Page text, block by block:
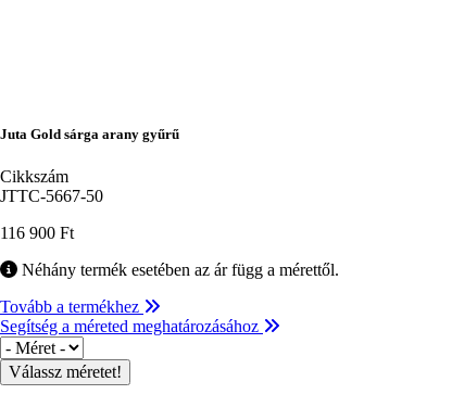
Juta Gold sárga arany gyűrű
Cikkszám
JTTC-5667-50
116 900 Ft
Néhány termék esetében az ár függ a mérettől.
Tovább a termékhez
Segítség a méreted meghatározásához
Méret